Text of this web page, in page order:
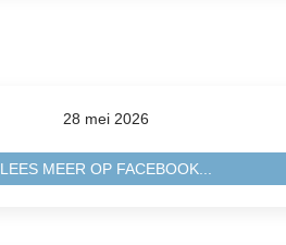
28 mei 2026
LEES MEER OP FACEBOOK...